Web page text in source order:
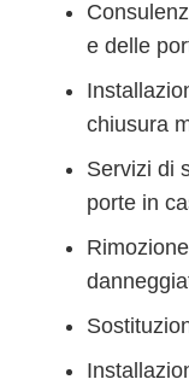
e delle
chiusura
Servizi di
porte in